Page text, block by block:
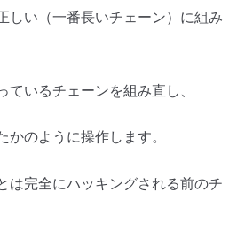
しい（一番長いチェーン）に組み
ているチェーンを組み直し、
のように操作します。
は完全にハッキングされる前のチ